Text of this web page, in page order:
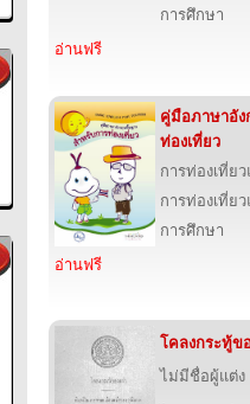
การศึกษา
อ่านฟรี
คู่มือภาษาอั
ท่องเที่ยว
การท่องเที่ย
การท่องเที่ย
การศึกษา
อ่านฟรี
โคลงกระทู้ข
ไม่มีชื่อผู้แต่ง